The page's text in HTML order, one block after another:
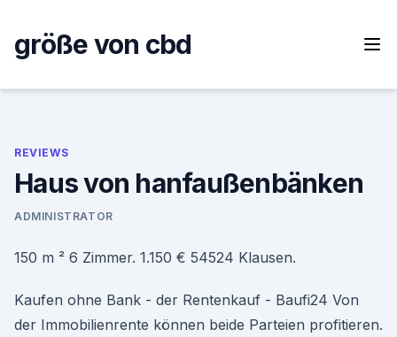
content
größe von cbd
REVIEWS
Haus von hanfaußenbänken
ADMINISTRATOR
150 m ² 6 Zimmer. 1.150 € 54524 Klausen.
Kaufen ohne Bank - der Rentenkauf - Baufi24 Von
der Immobilienrente können beide Parteien profitieren.